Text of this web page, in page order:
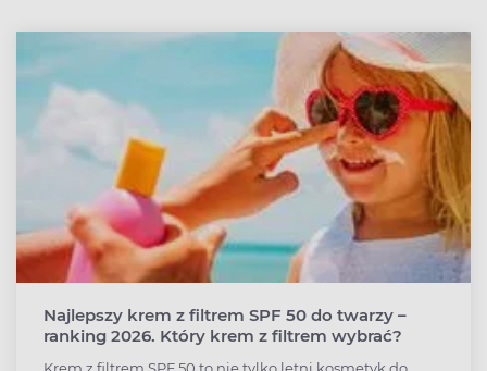
w podeszłym wieku. Jak rozpoznać objawy przegrzania
organizmu i odpowiednio na nie zareagować?
Najlepszy krem z filtrem SPF 50 do twarzy –
ranking 2026. Który krem z filtrem wybrać?